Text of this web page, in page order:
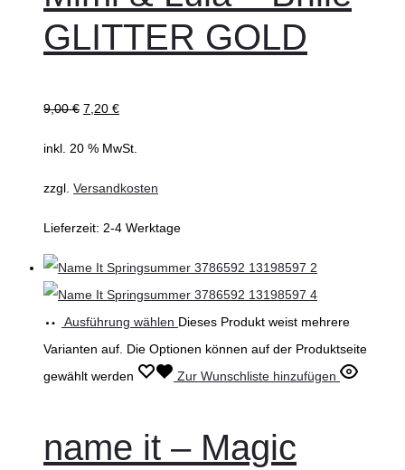
GLITTER GOLD
9,00€ 7,20 €
inkl. 20 % MwSt.
zzgl. Versandkosten
Lieferzeit: 2-4 Werktage
Ausführung wählen Dieses Produkt weist mehrere
Varianten auf. Die Optionen können auf der Produktseite
gewählt werden
Zur Wunschliste hinzufügen
name it – Magic